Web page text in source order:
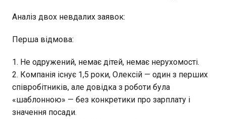
Аналіз двох невдалих заявок:
Перша відмова:
Не одружений, немає дітей, немає нерухомості.
Компанія існує 1,5 роки, Олексій — один з перших
співробітників, але довідка з роботи була
«шаблонною» — без конкретики про зарплату і
значення посади.